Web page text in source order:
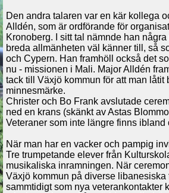
Den andra talaren var en kär kollega
Alldén, som är ordförande för
Kronoberg. I sitt tal nämnde han
breda allmänheten väl känner till, så
och Cypern. Han framhöll också det
nu - missionen i Mali. Major Alldén
tack till Växjö kommun för att man låtit
minnesmärke.
Christer och Bo Frank avslutade
ned en krans (skänkt av Astas
Veteraner som inte längre finns ibland
När man har en vacker och pampig
Tre trumpetande elever från
musikaliska inramningen. När
Växjö kommun på diverse libanesiska
sammtidigt som nya veterankontakter